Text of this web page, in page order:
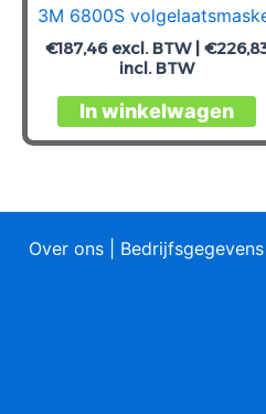
3M 6800S
€187,46excl. BTW | €
incl. BTW
In winkelwagen
Over ons Bedrijfsgegevens